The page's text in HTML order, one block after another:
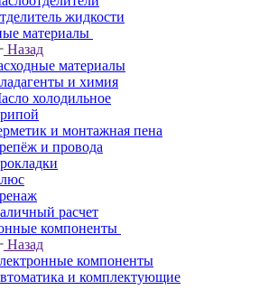
жидкости
материалы
Назад
материалы
и химия
холодильное
и монтажная пена
и провода
расчет
компоненты
Назад
компоненты
и комплектующие